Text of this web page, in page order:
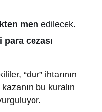
men edilecek.
para cezası
“dur” ihtarının
bu kuralın